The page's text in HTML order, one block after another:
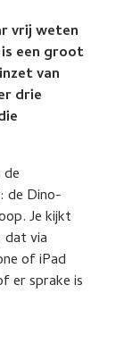
vrij weten
een groot
van
drie
de Dino-
Je kijkt
dat via
of iPad
er sprake is